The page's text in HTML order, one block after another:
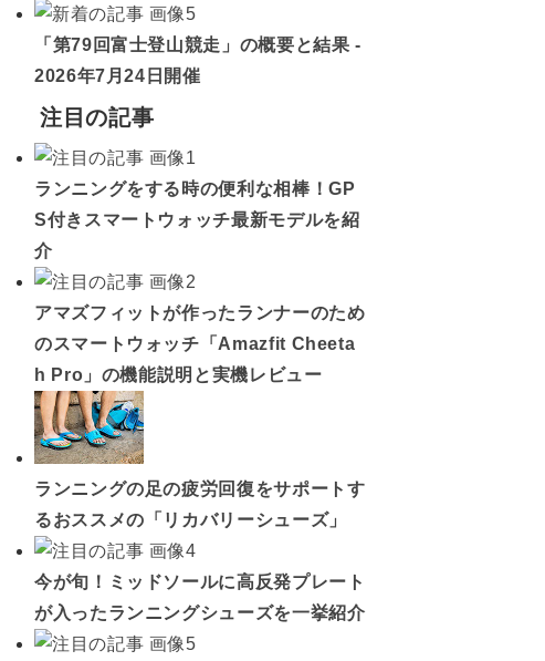
「第79回富士登山競走」の概要と結果 -
2026年7月24日開催
注目の記事
ランニングをする時の便利な相棒！GP
S付きスマートウォッチ最新モデルを紹
介
アマズフィットが作ったランナーのため
のスマートウォッチ「Amazfit Cheeta
h Pro」の機能説明と実機レビュー
ランニングの足の疲労回復をサポートす
るおススメの「リカバリーシューズ」
今が旬！ミッドソールに高反発プレート
が入ったランニングシューズを一挙紹介